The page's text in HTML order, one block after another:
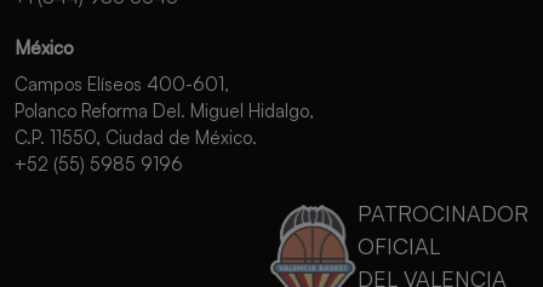
México
Campos Elíseos 400-601,
Polanco Reforma Del. Miguel Hidalgo,
C.P. 11550, Ciudad de México.
+52 (55) 5985 9196
PATROCINADOR
OFICIAL
DEL VALENCIA